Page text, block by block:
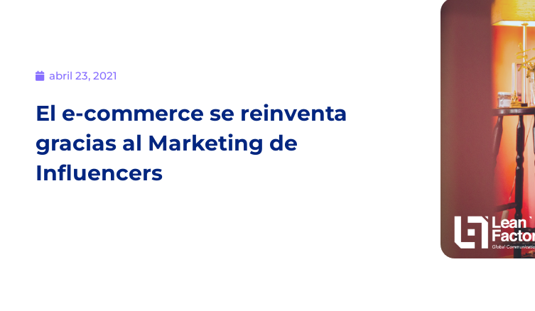
abril 23, 2021
El e-commerce se reinventa
gracias al Marketing de
Influencers